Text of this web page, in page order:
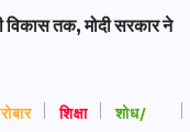
विकास तक, मोदी सरकार ने
शिक्षा शोध/